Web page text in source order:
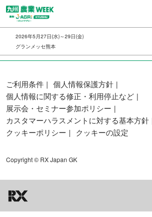
ス
キ
ッ
し
進
む
2026年5月27日(水)～29日(金)
グランメッセ熊本
ご利用条件
個人情報保護方針
個人情報に関する修正・利用停止など
展示会・セミナー参加ポリシー
カスタマーハラスメントに対する基本方針
クッキーポリシー
クッキーの設定
Copyright © RX Japan GK